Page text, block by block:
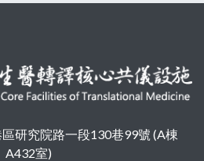
研究院路一段130巷99號 (A棟
A432室)